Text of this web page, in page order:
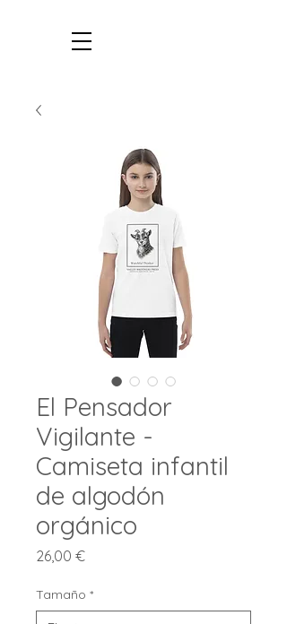
El Pensador
Vigilante -
Camiseta infantil
de algodón
orgánico
26,00 €Precio
Tamaño *